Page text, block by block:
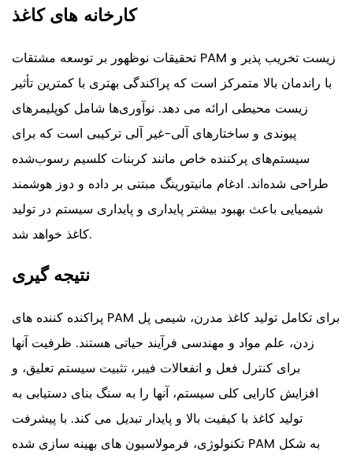
کارخانه های کاغذ
تحقیقات نوظهور بر توسعه مشتقات PAM زیست تخریب پذیر و
با راندمان بالا متمرکز است که پراکندگی بهتری با کمترین تأثیر
زیست محیطی ارائه می دهد. نوآوری‌ها شامل کوپلیمرهای
پیوندی و ساختارهای آلی-غیر آلی ترکیبی است که برای
سیستم‌های پرکننده خاص مانند کربنات کلسیم رسوب‌شده
طراحی شده‌اند. ادغام مانیتورینگ مبتنی بر داده و دوز هوشمند
شیمیایی باعث بهبود بیشتر پایداری و پایداری سیستم در تولید
کاغذ خواهد شد.
نتیجه گیری
پراکنده کننده های PAM برای تکامل تولید کاغذ مدرن، شیمی پل
زدن، علم مواد و مهندسی فرآیند حیاتی هستند. ظرفیت آنها
برای کنترل فعل و انفعالات فیبر، تثبیت سیستم تعلیق، و
افزایش کارایی کلی سیستم، آنها را به سنگ بنای دستیابی به
تولید کاغذ با کیفیت بالا و پایدار تبدیل می کند. با پیشرفت
تکنولوژی، فرمولاسیون های بهینه سازی شده PAM به شکل